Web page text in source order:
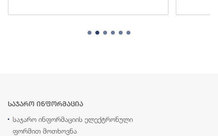
საჯარო ინფორმაცია
საჯარო ინფორმაციის ელექტრონული
ფორმით მოთხოვნა